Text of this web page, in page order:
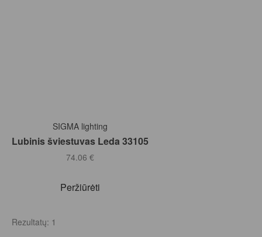
Į KREPŠELĮ
SIGMA lighting
Lubinis šviestuvas Leda 33105
74.06 €
Peržiūrėti
Rezultatų: 1